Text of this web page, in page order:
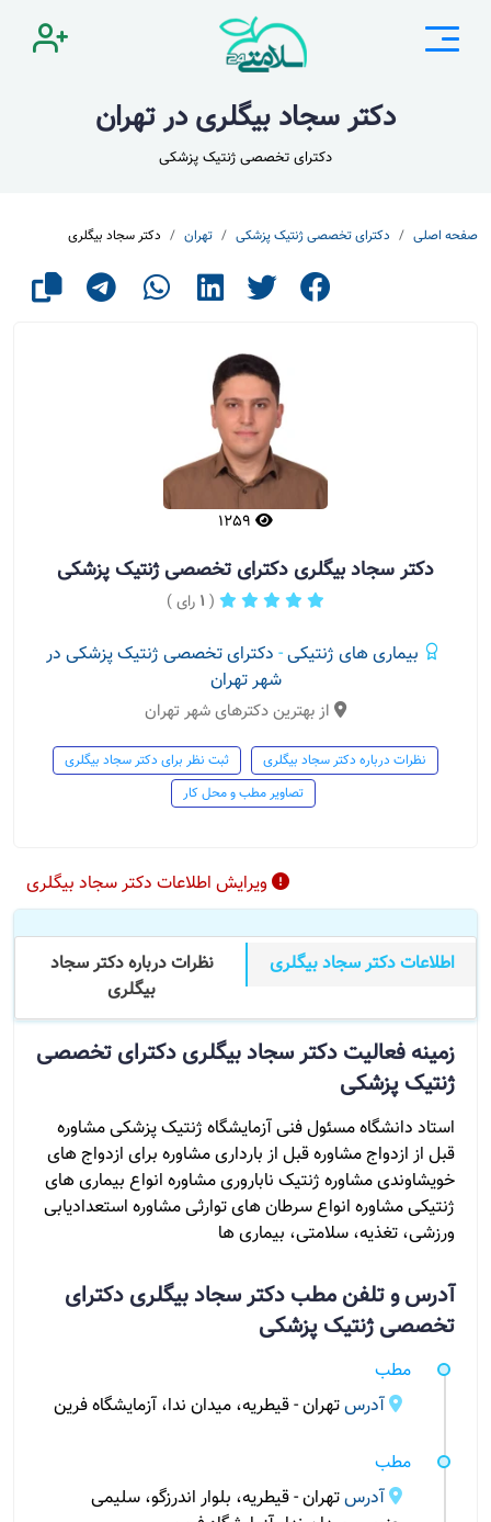
دکتر سجاد بیگلری در تهران
دکترای تخصصی ژنتیک پزشکی
صفحه اصلی دکترای تخصصی ژنتیک پزشکی تهران دکتر سجاد بیگلری
دکتر سجاد بیگلری دکترای تخصصی ژنتیک پزشکی
(
1 رای )
بیماری های ژنتیکی- دکترای تخصصی ژنتیک پزشکی در
شهر تهران
از بهترین دکترهای شهر تهران
نظرات درباره دکتر سجاد بیگلری
ثبت نظر برای دکتر سجاد بیگلری
تصاویر مطب و محل کار
ویرایش اطلاعات دکتر سجاد بیگلری
اطلاعات دکتر سجاد بیگلری
نظرات درباره دکتر سجاد
بیگلری
زمینه فعالیت دکتر سجاد بیگلری دکترای تخصصی
ژنتیک پزشکی
استاد دانشگاه مسئول فنی آزمایشگاه ژنتیک پزشکی مشاوره
قبل از ازدواج مشاوره قبل از بارداری مشاوره برای ازدواج های
خویشاوندی مشاوره ژنتیک ناباروری مشاوره انواع بیماری های
ژنتیکی مشاوره انواع سرطان های توارثی مشاوره استعدادیابی
ورزشی، تغذیه، سلامتی، بیماری ها
آدرس و تلفن مطب دکتر سجاد بیگلری دکترای
تخصصی ژنتیک پزشکی
مطب
آدرستهران - قیطریه، میدان ندا، آزمایشگاه فرین
مطب
آدرستهران - قیطریه، بلوار اندرزگو، سلیمی